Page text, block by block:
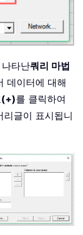
타난쿼리 마법
데이터에 대해
(+)를 클릭하여
글이 표시됩니